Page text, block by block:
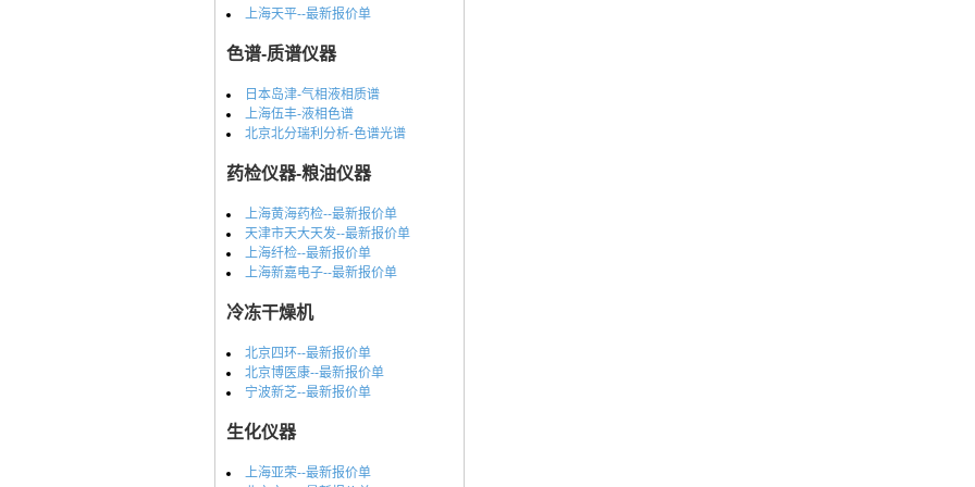
上海天平--最新报价单
色谱-质谱仪器
日本岛津-气相液相质谱
上海伍丰-液相色谱
北京北分瑞利分析-色谱光谱
药检仪器-粮油仪器
上海黄海药检--最新报价单
天津市天大天发--最新报价单
上海纤检--最新报价单
上海新嘉电子--最新报价单
冷冻干燥机
北京四环--最新报价单
北京博医康--最新报价单
宁波新芝--最新报价单
生化仪器
上海亚荣--最新报价单